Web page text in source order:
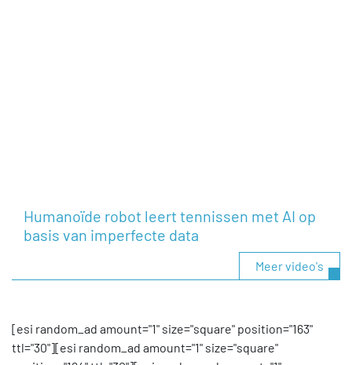
Humanoïde robot leert tennissen met AI op
basis van imperfecte data
Meer video's
[esi random_ad amount="1" size="square" position="163"
ttl="30"][esi random_ad amount="1" size="square"